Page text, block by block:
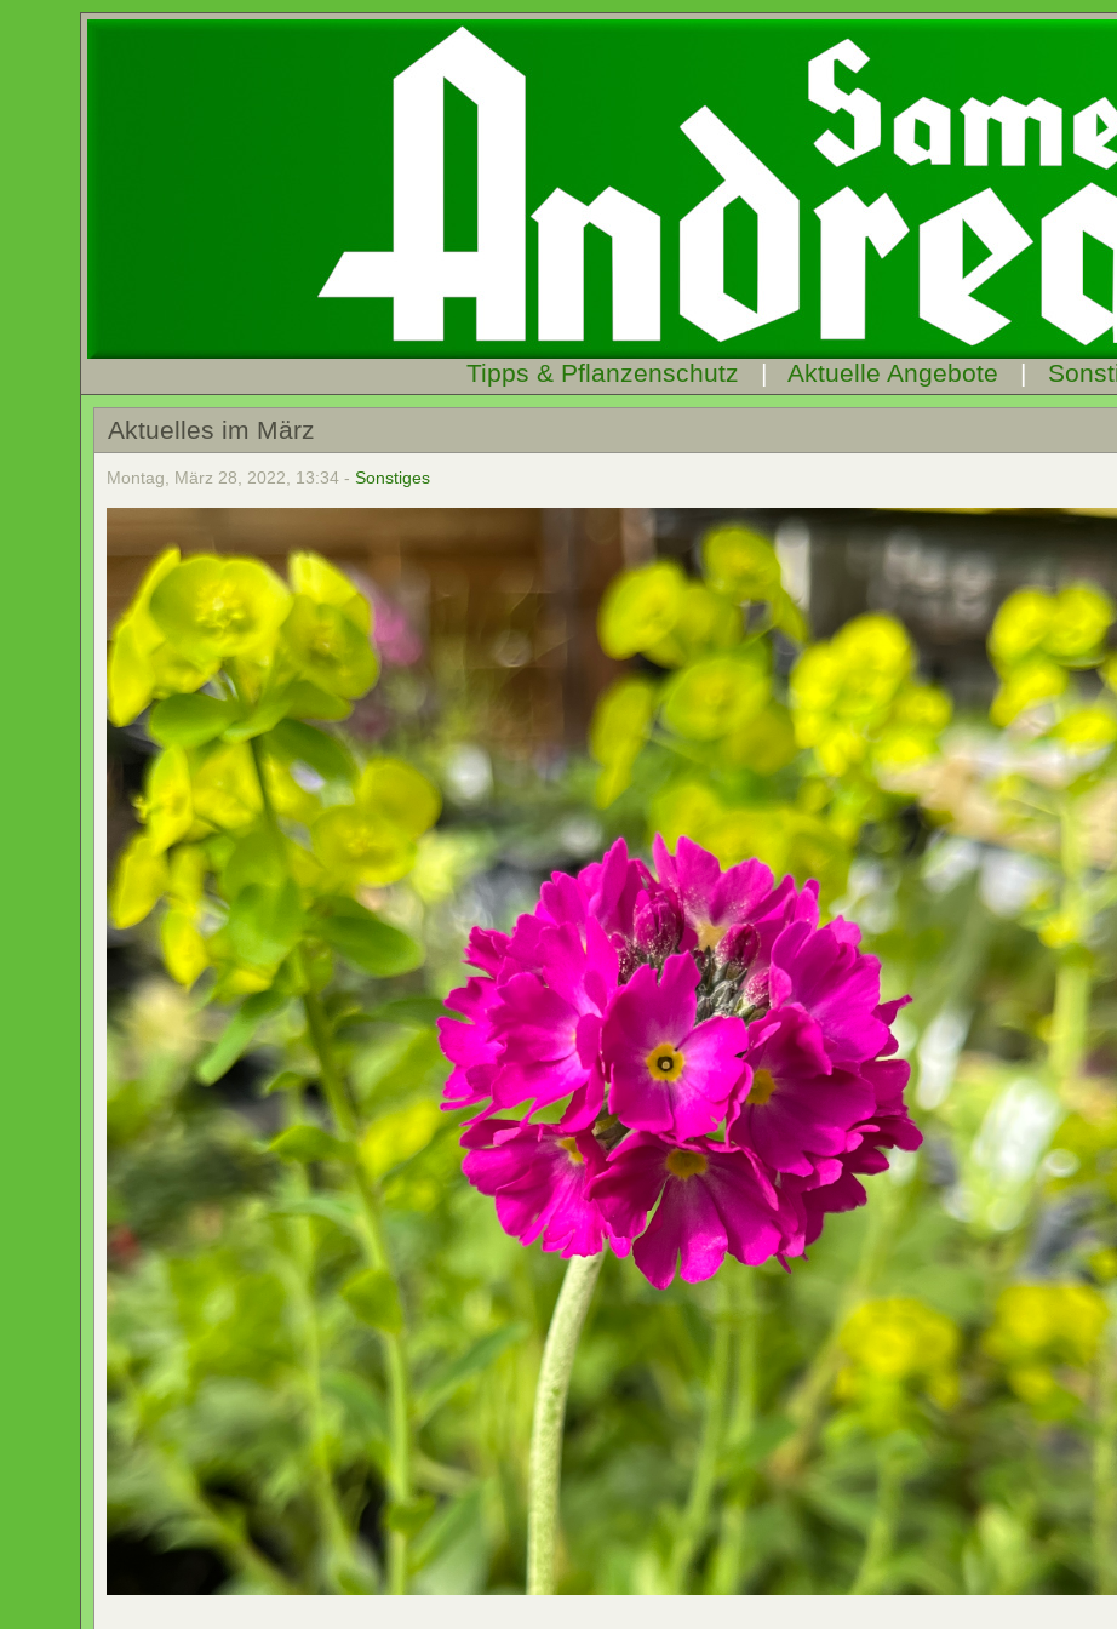
Tipps & Pflanzenschutz | Aktuelle Angebote |
Aktuelles im März
Montag, März 28, 2022, 13:34 -Sonstiges